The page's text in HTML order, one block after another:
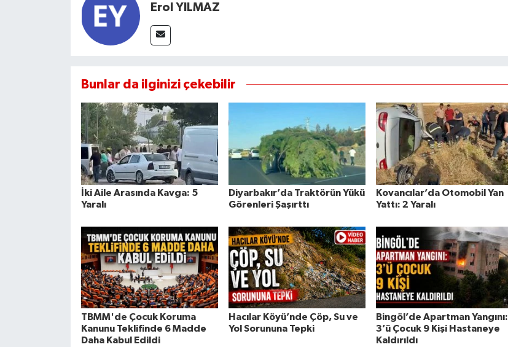
Erol YILMAZ
Bunlar da ilginizi çekebilir
İki Aile Arasında Kavga: 5
Yaralı
Diyarbakır’da Traktörün Yükü
Görenleri Şaşırttı
Kovancılar’da Otomobil Yan
Yattı: 2 Yaralı
TBMM'de Çocuk Koruma
Kanunu Teklifinde 6 Madde
Daha Kabul Edildi
Hacılar Köyü’nde Çöp, Su ve
Yol Sorununa Tepki
Bingöl’de Apartman Yangını:
3’ü Çocuk 9 Kişi Hastaneye
Kaldırıldı